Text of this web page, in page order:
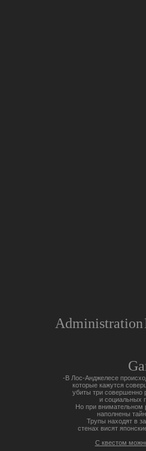
Administration
-В Лос-Анджелесе
которые кажутся
убиты три совершенно
и социальных
Но при внимательном
наполнены
Трупы находят в
стенах висят
С квестом